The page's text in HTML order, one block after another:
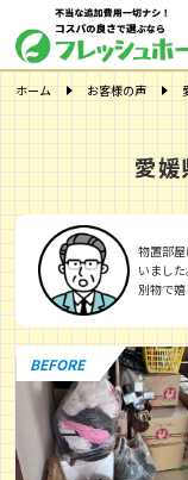
ホーム お客様の声
愛
物置部
いまし
別物で
BEFORE